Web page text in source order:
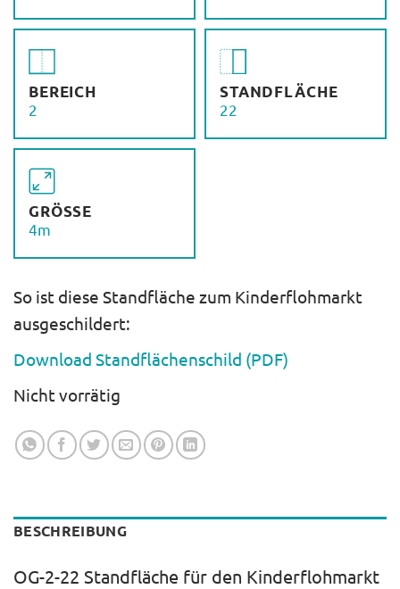
BEREICH
2
STANDFLÄCHE
22
GRÖSSE
4m
So ist diese Standfläche zum Kinderflohmarkt
ausgeschildert:
Download Standflächenschild (PDF)
Nicht vorrätig
BESCHREIBUNG
OG-2-22 Standfläche für den Kinderflohmarkt